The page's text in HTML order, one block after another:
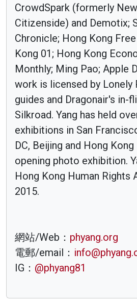
CrowdSpark (formerly
Citizenside) and Demotix;
Chronicle; Hong Kong
Kong 01; Hong Kong
Monthly; Ming Pao; Apple
work is licensed by Lonely
guides and Dragonair's in-
Silkroad. Yang has held
exhibitions in San
DC, Beijing and Hong
opening photo exhibition.
Hong Kong Human Rights
2015.
網站/Web： phyang.org
電郵/email：
IG： @phyang81